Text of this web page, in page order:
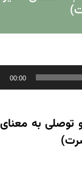
00:00
به معنای